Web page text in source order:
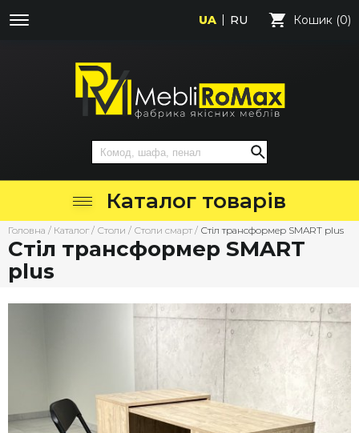
UA RU Кошик (0)
Каталог товарів
Головна / Каталог / Столи / Столи смарт / Стіл трансформер SMART plus
Стіл трансформер SMART
plus